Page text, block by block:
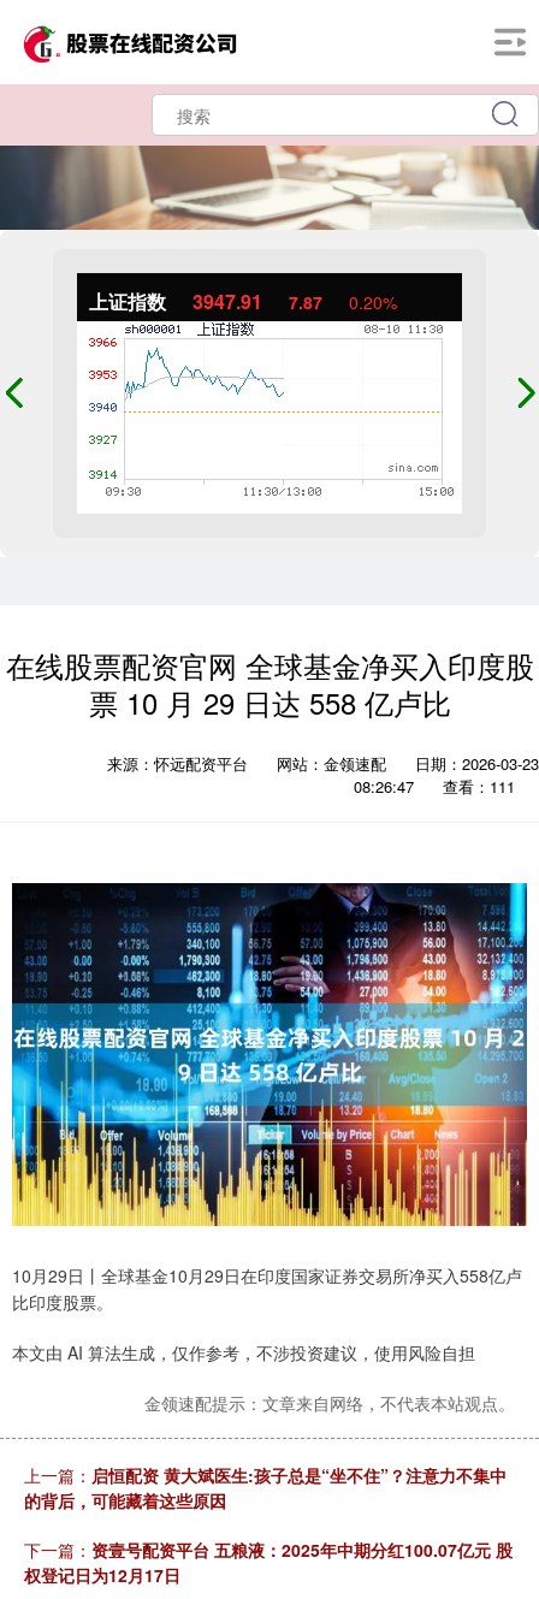
上证指数 3947.91 7.87 0.20%
在线股票配资官网 全球基金净买入印度股
票 10 月 29 日达 558 亿卢比
来源：怀远配资平台 网站：金领速配
日期：2026-03-23
08:26:47
查看：111
10月29日丨全球基金10月29日在印度国家证券交易所净买入558亿卢
比印度股票。
本文由 AI 算法生成，仅作参考，不涉投资建议，使用风险自担
金领速配提示：文章来自网络，不代表本站观点。
上一篇： 启恒配资 黄大斌医生:孩子总是“坐不住”？注意力不集中
的背后，可能藏着这些原因
下一篇： 资壹号配资平台 五粮液：2025年中期分红100.07亿元 股
权登记日为12月17日